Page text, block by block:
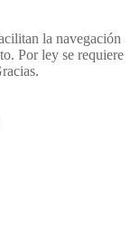
la navegación
Por ley se requiere